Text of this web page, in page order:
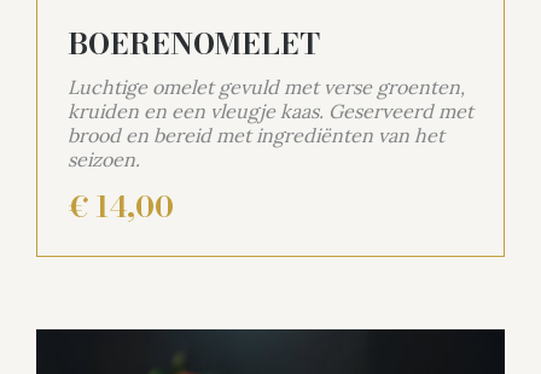
BOERENOMELET
Luchtige omelet gevuld met verse groenten,
kruiden en een vleugje kaas. Geserveerd met
brood en bereid met ingrediënten van het
seizoen.
€ 14,00